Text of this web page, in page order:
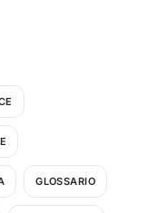
GLOSSARIO